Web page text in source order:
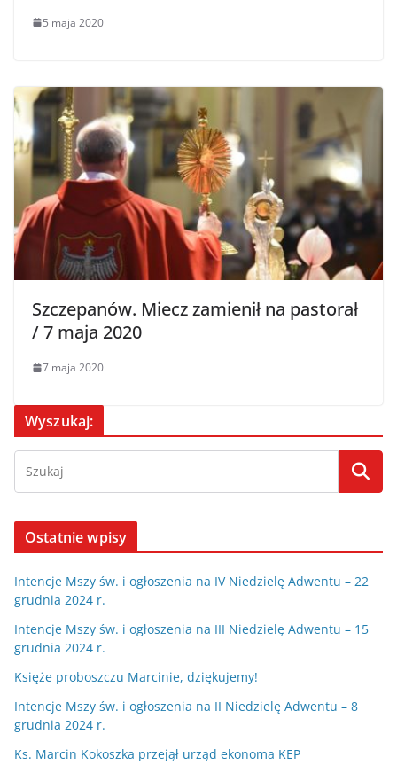
5 maja 2020
Szczepanów. Miecz zamienił na pastorał
/ 7 maja 2020
7 maja 2020
Wyszukaj:
Ostatnie wpisy
Intencje Mszy św. i ogłoszenia na IV Niedzielę Adwentu – 22
grudnia 2024 r.
Intencje Mszy św. i ogłoszenia na III Niedzielę Adwentu – 15
grudnia 2024 r.
Księże proboszczu Marcinie, dziękujemy!
Intencje Mszy św. i ogłoszenia na II Niedzielę Adwentu – 8
grudnia 2024 r.
Ks. Marcin Kokoszka przejął urząd ekonoma KEP